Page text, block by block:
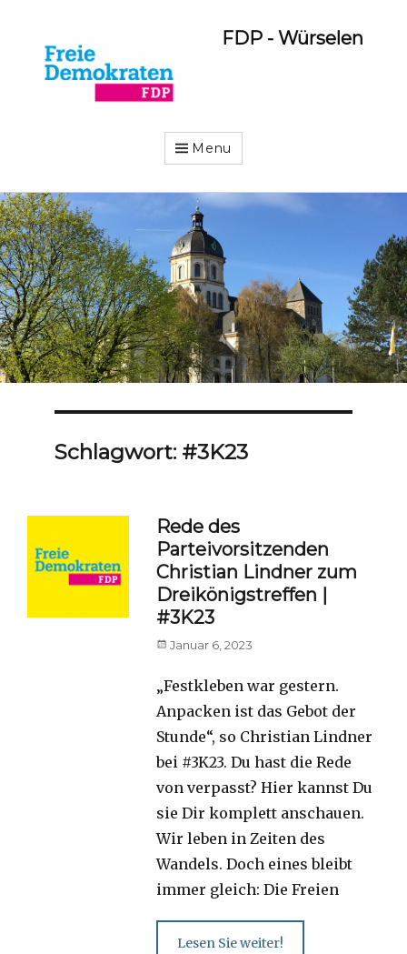
FDP - Würselen
Menu
Schlagwort: #3K23
Rede des
Parteivorsitzenden
Christian Lindner zum
Dreikönigstreffen |
#3K23
Posted
Januar 6, 2023
„Festkleben war gestern.
Anpacken ist das Gebot der
Stunde“, so Christian Lindner
bei #3K23. Du hast die Rede
von verpasst? Hier kannst Du
sie Dir komplett anschauen.
Wir leben in Zeiten des
Wandels. Doch eines bleibt
immer gleich: Die Freien
Lesen Sie weiter!